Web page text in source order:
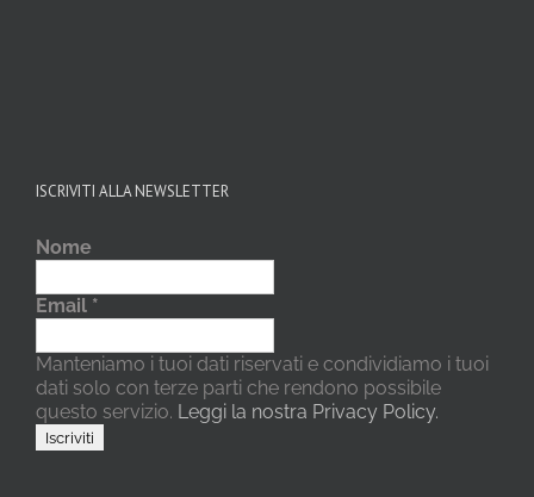
ISCRIVITI ALLA NEWSLETTER
Nome
Email *
Manteniamo i tuoi dati riservati e condividiamo i tuoi
dati solo con terze parti che rendono possibile
questo servizio. Leggi la nostra Privacy Policy.